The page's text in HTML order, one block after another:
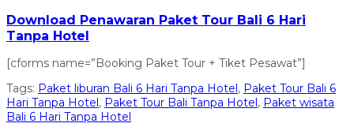
Download Penawaran Paket Tour Bali 6 Hari
Tanpa Hotel
[cforms name=”Booking Paket Tour + Tiket Pesawat”]
Tags: Paket liburan Bali 6 Hari Tanpa Hotel, Paket Tour Bali 6
Hari Tanpa Hotel, Paket Tour Bali Tanpa Hotel, Paket wisata
Bali 6 Hari Tanpa Hotel